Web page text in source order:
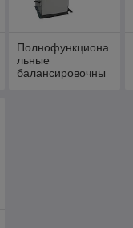
Полнофункциона
льные
балансировочны